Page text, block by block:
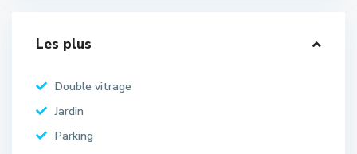
Les plus
Double vitrage
Jardin
Parking